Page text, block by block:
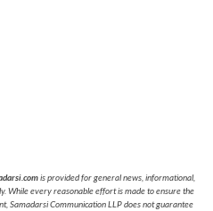
is provided for general news, informational,
While every reasonable effort is made to ensure the
Samadarsi Communication LLP does not guarantee